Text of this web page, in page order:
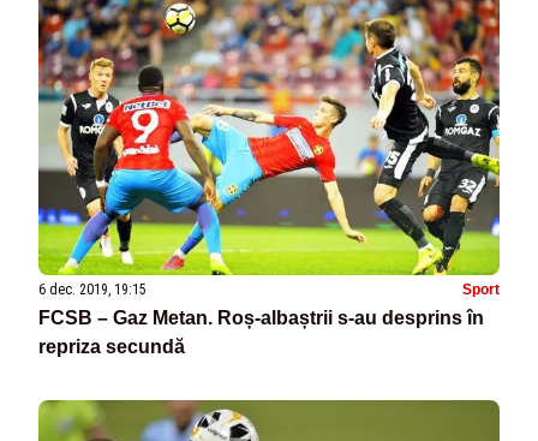
6 dec. 2019, 19:15 Sport
FCSB – Gaz Metan. Roș-albaștrii s-au desprins în
repriza secundă